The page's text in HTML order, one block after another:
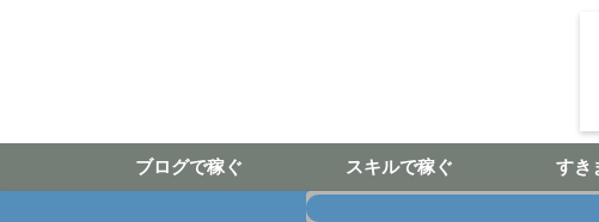
ブログで稼ぐ スキルで稼ぐ すき